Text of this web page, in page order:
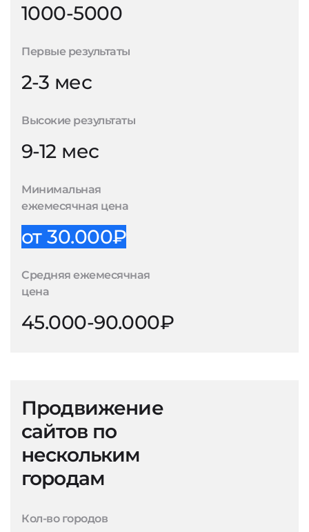
1000-5000
Первые результаты
2-3 мес
Высокие результаты
9-12 мес
Минимальная
ежемесячная цена
от 30.000₽
Средняя ежемесячная
цена
45.000-90.000₽
Продвижение
сайтов по
нескольким
городам
Кол-во городов